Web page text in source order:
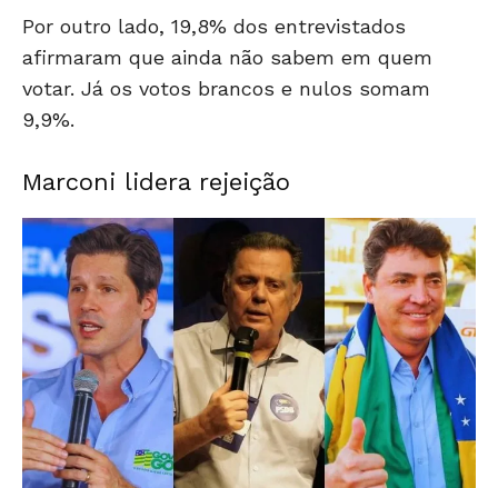
Por outro lado, 19,8% dos entrevistados
afirmaram que ainda não sabem em quem
votar. Já os votos brancos e nulos somam
9,9%.
Marconi lidera rejeição